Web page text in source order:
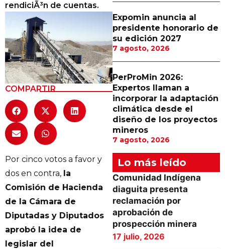
rendiciÃ³n de cuentas.
COMPARTIR
Por cinco votos a favor y
dos en contra, la
Comisión de Hacienda
de la Cámara de
Diputadas y Diputados
aprobó la idea de
legislar del
Expomin anuncia al
presidente honorario de
su edición 2027
7 agosto, 2026
PerProMin 2026:
Expertos llaman a
incorporar la adaptación
climática desde el
diseño de los proyectos
mineros
7 agosto, 2026
Lo más leído
Comunidad Indígena
diaguita presenta
reclamación por
aprobación de
prospección minera
17 julio, 2026